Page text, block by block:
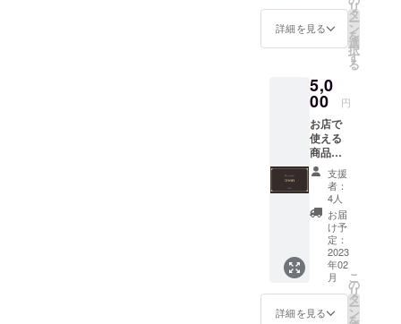
たら嬉しい
です！
くお願い致
します！
さい。
の有効
期限は
までと
させて
いただ
きま
す。
称：赤
ソルガ
地：日
本/長野
県 ・サ
イズ/重
量：
500g×2
pac ・
保存方
法：直
射日光
を避
け、冷
暗所で
保存し
てくだ
※画像は
を使用
してお
麦の使
用、持
込みは
一切ご
ざいま
せん。
冷凍便
でお送
りいた
しま
す。お
客様の
方で食
べたい
時に解
凍して
お召し
5000円
分の詰
め合わ
せセッ
す。 冷
凍便で
お送り
いたし
ます。
お客様
の方で
食べた
い時に
解凍し
てお召
し上が
りいた
だけま
す。
【内容
（予
詳細を見る
リ
タ
ー
ン
を
選
択
す
る
5,0
00 円
お店で
使える
商品券
（5,000
円分）
新店舗
「縁-
enishi-
」で利
用でき
る5000
円分の
クーポ
ンをお
支援
者：
4人
お届
け予
定：
2023
年02
月
詳細を見る
こ
の
リ
タ
ー
ン
を